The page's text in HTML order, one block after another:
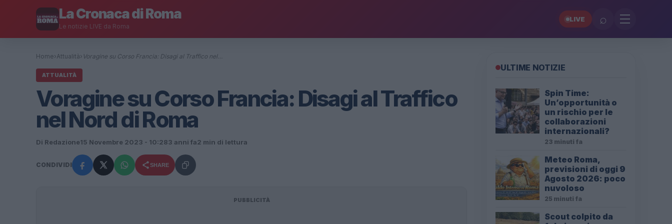
La Cronaca di Roma
Le notizie LIVE da Roma
LIVE ⌕
Home› Attualità› Voragine su Corso Francia: Disagi al Traffico nel…
ATTUALITÀ
Voragine su Corso Francia: Disagi al Traffico
nel Nord di Roma
Di Redazione15 Novembre 2023 - 10:283 anni fa2 min di lettura
CONDIVIDI SHARE
PUBBLICITÀ
ULTIME NOTIZIE
Spin Time:
Un’opportunità o
un rischio per le
collaborazioni
internazionali?
23 minuti fa
Meteo Roma,
previsioni di oggi 9
Agosto 2026: poco
nuvoloso
25 minuti fa
Scout colpito da